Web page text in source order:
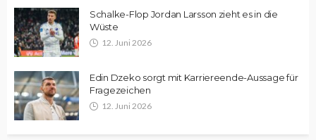
Schalke-Flop Jordan Larsson zieht es in die
Wüste
12. Juni 2026
Edin Dzeko sorgt mit Karriereende-Aussage für
Fragezeichen
12. Juni 2026